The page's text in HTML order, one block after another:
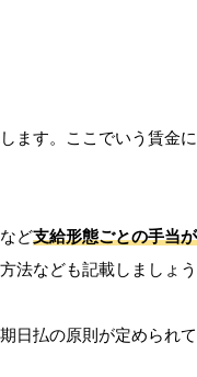
ます。ここでいう賃金
ど支給形態ごとの手当
法なども記載しましょ
日払の原則が定められ